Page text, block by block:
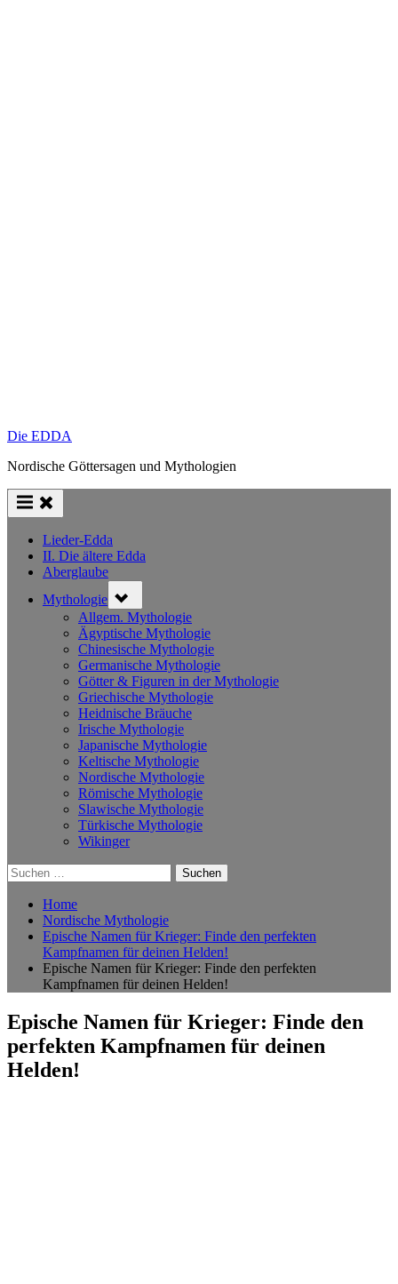
Die EDDA
Nordische Göttersagen und Mythologien
Lieder-Edda
II. Die ältere Edda
Aberglaube
Mythologie sub-
menu
Allgem. Mythologie
Ägyptische Mythologie
Chinesische Mythologie
Germanische Mythologie
Götter & Figuren in der Mythologie
Griechische Mythologie
Heidnische Bräuche
Irische Mythologie
Japanische Mythologie
Keltische Mythologie
Nordische Mythologie
Römische Mythologie
Slawische Mythologie
Türkische Mythologie
Wikinger
Suchen
nach:
Home
Nordische Mythologie
Epische Namen für Krieger: Finde den perfekten
Kampfnamen für deinen Helden!
Epische Namen für Krieger: Finde den perfekten
Kampfnamen für deinen Helden!
Epische Namen für Krieger: Finde den
perfekten Kampfnamen für deinen
Helden!